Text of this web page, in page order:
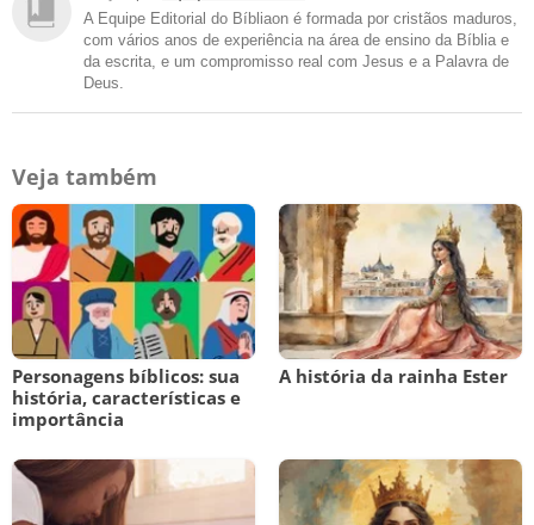
A Equipe Editorial do Bíbliaon é formada por cristãos maduros,
com vários anos de experiência na área de ensino da Bíblia e
da escrita, e um compromisso real com Jesus e a Palavra de
Deus.
Veja também
Personagens bíblicos: sua
história, características e
importância
A história da rainha Ester